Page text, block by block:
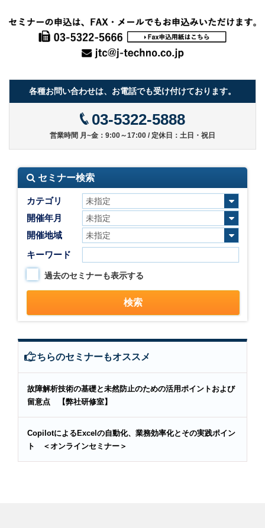
各種お問い合わせは、お電話でも受け付けております。
03-5322-5888
営業時間 月~金：9:00～17:00 / 定休日：土日・祝日
セミナー検索
カテゴリ
開催年月
開催地域
キーワード
過去のセミナーも表示する
こちらのセミナーもオススメ
故障解析技術の基礎と未然防止のための活用ポイントおよび
留意点 【弊社研修室】
CopilotによるExcelの自動化、業務効率化とその実践ポイン
ト ＜オンラインセミナー＞